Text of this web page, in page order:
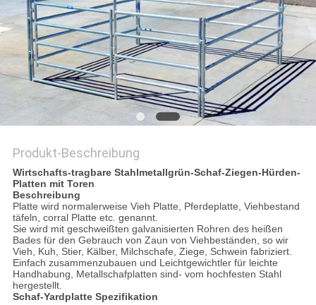
DATENSCHUTZRICHTLINIE
Produkt-Beschreibung
Wirtschafts-tragbare Stahlmetallgrün-Schaf-Ziegen-Hürden-
Platten mit Toren
Beschreibung
Platte wird normalerweise Vieh Platte, Pferdeplatte, Viehbestand
täfeln, corral Platte etc. genannt.
Sie wird mit geschweißten galvanisierten Rohren des heißen
Bades für den Gebrauch von Zaun von Viehbeständen, so wir
Vieh, Kuh, Stier, Kälber, Milchschafe, Ziege, Schwein fabriziert.
Einfach zusammenzubauen und Leichtgewichtler für leichte
Handhabung, Metallschafplatten sind- vom hochfesten Stahl
hergestellt.
Schaf-Yardplatte Spezifikation